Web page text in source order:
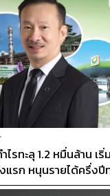
รทะลุ 1.2 หมื่นล้าน เริ่
แรก หนุนรายได้ครึ่งปี